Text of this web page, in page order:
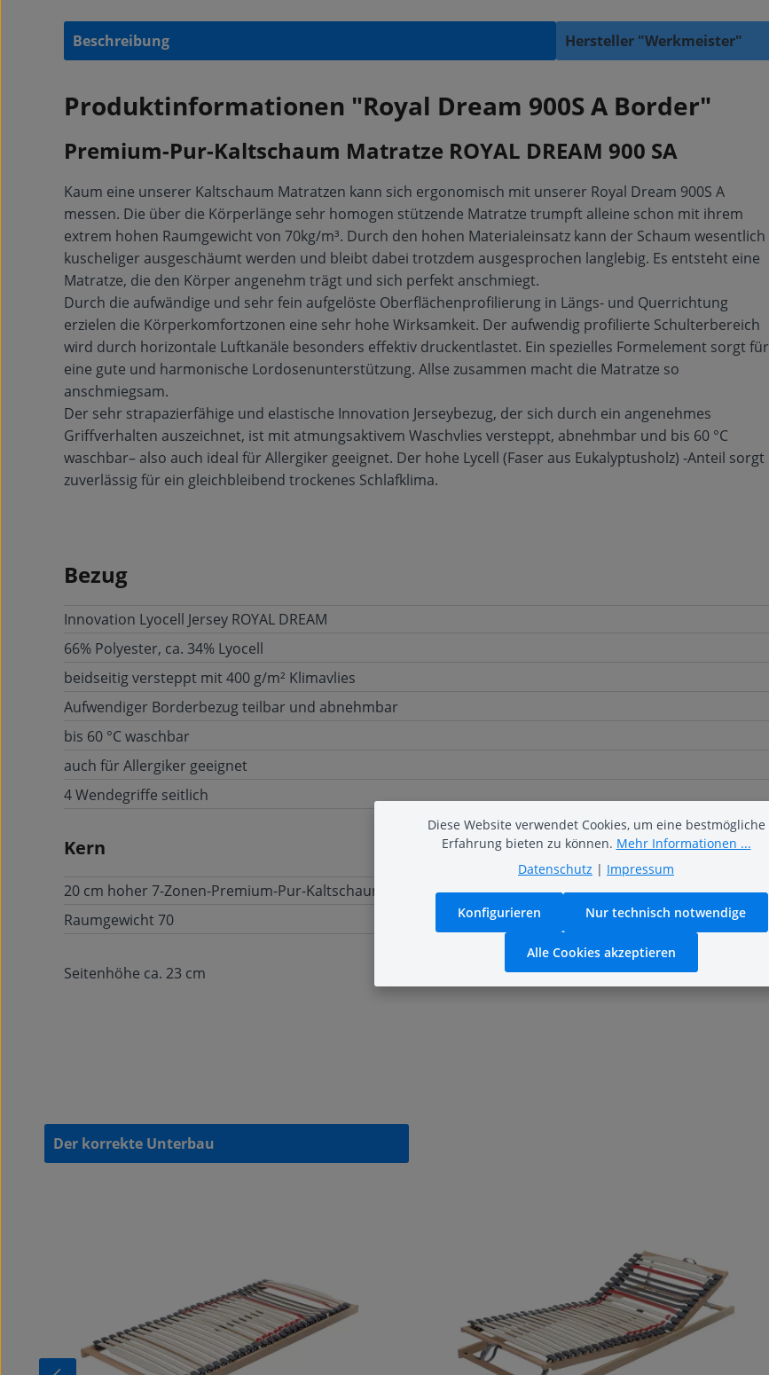
Beschreibung Hersteller "Werkmeister"
Produktinformationen "Royal Dream 900S A Border"
Premium-Pur-Kaltschaum Matratze ROYAL DREAM 900 SA
Kaum eine unserer Kaltschaum Matratzen kann sich ergonomisch mit unserer Royal Dream 900S A
messen. Die über die Körperlänge sehr homogen stützende Matratze trumpft alleine schon mit ihrem
extrem hohen Raumgewicht von 70kg/m³. Durch den hohen Materialeinsatz kann der Schaum wesentlich
kuscheliger ausgeschäumt werden und bleibt dabei trotzdem ausgesprochen langlebig. Es entsteht eine
Matratze, die den Körper angenehm trägt und sich perfekt anschmiegt.
Durch die aufwändige und sehr fein aufgelöste Oberflächenprofilierung in Längs- und Querrichtung
erzielen die Körperkomfortzonen eine sehr hohe Wirksamkeit. Der aufwendig profilierte Schulterbereich
wird durch horizontale Luftkanäle besonders effektiv druckentlastet. Ein spezielles Formelement sorgt für
eine gute und harmonische Lordosenunterstützung. Allse zusammen macht die Matratze so
anschmiegsam.
Der sehr strapazierfähige und elastische Innovation Jerseybezug, der sich durch ein angenehmes
Griffverhalten auszeichnet, ist mit atmungsaktivem Waschvlies versteppt, abnehmbar und bis 60 °C
waschbar– also auch ideal für Allergiker geeignet. Der hohe Lycell (Faser aus Eukalyptusholz) -Anteil sorgt
zuverlässig für ein gleichbleibend trockenes Schlafklima.
Bezug
Innovation Lyocell Jersey ROYAL DREAM
66% Polyester, ca. 34% Lyocell
beidseitig versteppt mit 400 g/m² Klimavlies
Aufwendiger Borderbezug teilbar und abnehmbar
bis 60 °C waschbar
auch für Allergiker geeignet
4 Wendegriffe seitlich
Kern
20 cm hoher 7-Zonen-Premium-Pur-Kaltschaum
Raumgewicht 70
Seitenhöhe ca. 23 cm
Der korrekte Unterbau
Diese Website verwendet Cookies, um eine bestmögliche
Erfahrung bieten zu können. Mehr Informationen ...
Datenschutz | Impressum
Nur technisch notwendige
Konfigurieren
Alle Cookies akzeptieren